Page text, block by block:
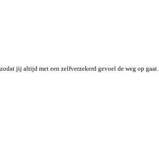
jij altijd met een zelfverzekerd gevoel de weg op gaat.